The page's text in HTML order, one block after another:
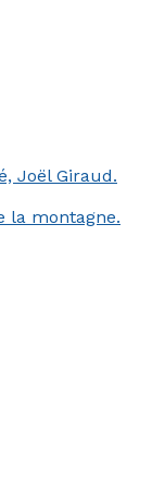
Joël Giraud.
la montagne.